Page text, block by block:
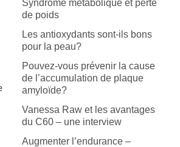
Syndrome métabolique et perte
de poids
Les antioxydants sont-ils bons
pour la peau?
Pouvez-vous prévenir la cause
de l’accumulation de plaque
amyloïde?
Vanessa Raw et les avantages
du C60 – une interview
Augmenter l’endurance –